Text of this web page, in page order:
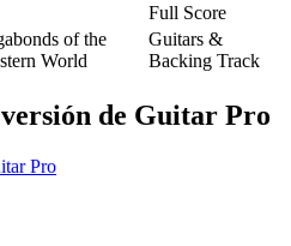
Full Score
of the
World
Guitars &
Backing Track
de Guitar Pro
Pro